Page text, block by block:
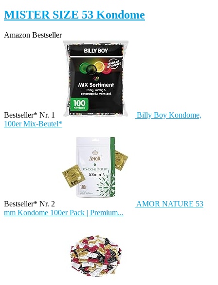
MISTER SIZE 53 Kondome
Amazon Bestseller
Bestseller* Nr. 1
Billy Boy Kondome,
100er Mix-Beutel*
Bestseller* Nr. 2
AMOR NATURE 53
mm Kondome 100er Pack | Premium...